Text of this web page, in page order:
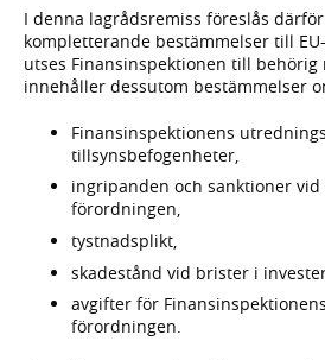
I denna lagrådsremiss föreslås
kompletterande bestämmelser till
utses Finansinspektionen till behörig
innehåller dessutom bestämmelser
Finansinspektionens
tillsynsbefogenheter,
ingripanden och sanktioner
förordningen,
tystnadsplikt,
skadestånd vid brister i
avgifter för
förordningen.